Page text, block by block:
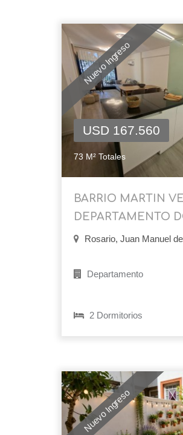
Nuevo Ingreso
USD 167.560
73 M² Totales
BARRIO MARTIN
DEPARTAMENTO
Rosario, Juan Manuel
Departamento
2 Dormitorios
Nuevo Ingreso